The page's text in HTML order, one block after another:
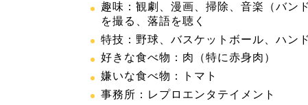
趣味：観劇、漫画、掃除、音楽（バン
を撮る、落語を聴く
特技：野球、バスケットボール、ハン
好きな食べ物：肉（特に赤身肉）
嫌いな食べ物：トマト
事務所：レプロエンタテイメント